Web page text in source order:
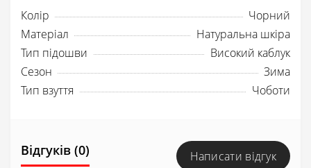
Колір
Чорний
Матеріал
Натуральна шкіра
Тип підошви
Високий каблук
Сезон
Зима
Тип взуття
Чоботи
Відгуків (0) Написати відгук